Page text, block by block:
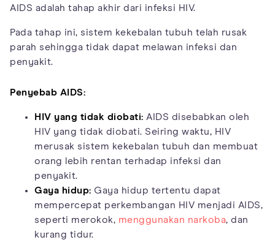
AIDS adalah tahap akhir dari infeksi HIV.
Pada tahap ini, sistem kekebalan tubuh telah rusak
parah sehingga tidak dapat melawan infeksi dan
penyakit.
Penyebab AIDS:
HIV yang tidak diobati: AIDS disebabkan oleh
HIV yang tidak diobati. Seiring waktu, HIV
merusak sistem kekebalan tubuh dan membuat
orang lebih rentan terhadap infeksi dan
penyakit.
Gaya hidup: Gaya hidup tertentu dapat
mempercepat perkembangan HIV menjadi AIDS,
seperti merokok, menggunakan narkoba, dan
kurang tidur.